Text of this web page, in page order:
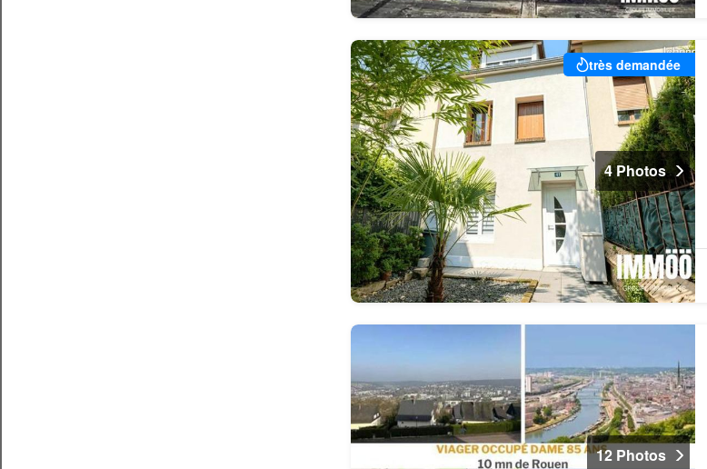
très demandée
4 Photos
12 Photos